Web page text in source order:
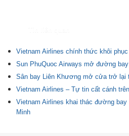
Vietnam Airlines chính thức khôi
Sun PhuQuoc Airways mở đường
Sân bay Liên Khương mở cửa trở lại
Vietnam Airlines – Tự tin cất cánh
Vietnam Airlines khai thác đường
Minh